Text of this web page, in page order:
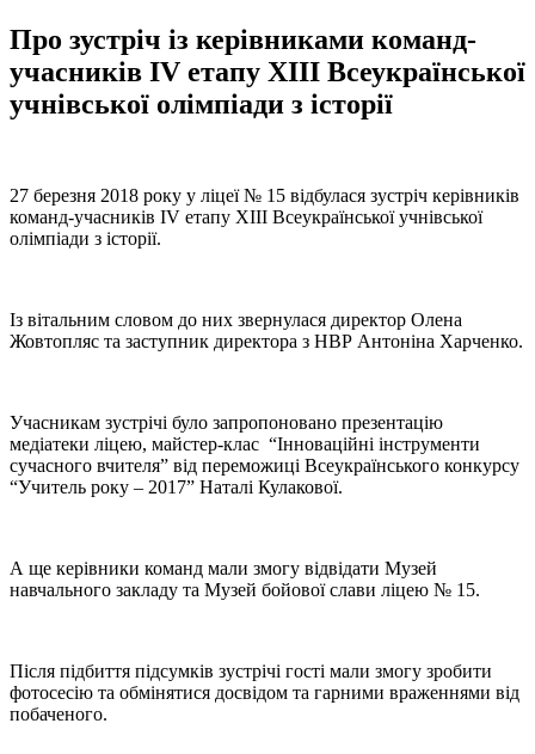
Про зустріч із керівниками команд-
учасників ІV етапу XIII Всеукраїнської
учнівської олімпіади з історії
27 березня 2018 року у ліцеї № 15 відбулася зустріч керівників
команд-учасників ІV етапу XIII Всеукраїнської учнівської
олімпіади з історії.
Із вітальним словом до них звернулася директор Олена
Жовтопляс та заступник директора з НВР Антоніна Харченко.
Учасникам зустрічі було запропоновано презентацію
медіатеки ліцею, майстер-клас “Інноваційні інструменти
сучасного вчителя” від переможиці Всеукраїнського конкурсу
“Учитель року – 2017” Наталі Кулакової.
А ще керівники команд мали змогу відвідати Музей
навчального закладу та Музей бойової слави ліцею № 15.
Після підбиття підсумків зустрічі гості мали змогу зробити
фотосесію та обмінятися досвідом та гарними враженнями від
побаченого.